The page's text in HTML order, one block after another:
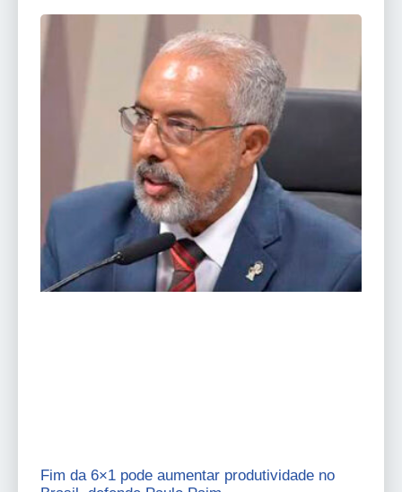
Fim da 6×1 pode aumentar produtividade no